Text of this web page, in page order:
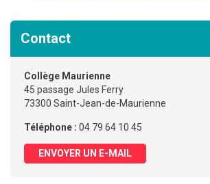
Contact
Collège Maurienne
45 passage Jules Ferry
73300 Saint-Jean-de-Maurienne
Téléphone : 04 79 64 10 45
ENVOYER UN E-MAIL